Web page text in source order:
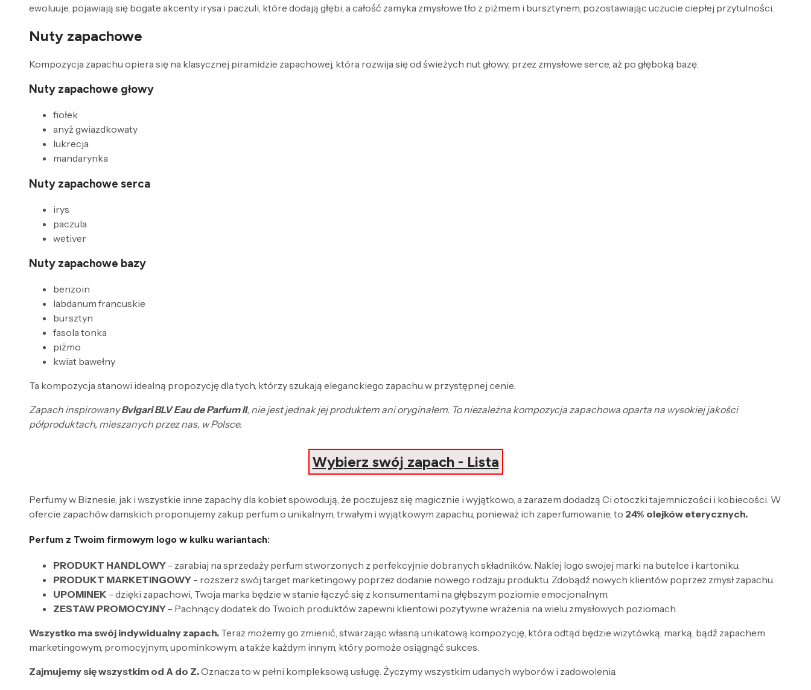
ewoluuje, pojawiają się bogate akcenty irysa i paczuli, które dodają głębi, a całość zamyka zmysłowe tło z piżmem i bursztynem, pozostawiając uczucie ciepłej przytulności.
Nuty zapachowe
Kompozycja zapachu opiera się na klasycznej piramidzie zapachowej, która rozwija się od świeżych nut głowy, przez zmysłowe serce, aż po głęboką bazę.
Nuty zapachowe głowy
fiołek
anyż gwiazdkowaty
lukrecja
mandarynka
Nuty zapachowe serca
irys
paczula
wetiver
Nuty zapachowe bazy
benzoin
labdanum francuskie
bursztyn
fasola tonka
piżmo
kwiat bawełny
Ta kompozycja stanowi idealną propozycję dla tych, którzy szukają eleganckiego zapachu w przystępnej cenie.
Zapach inspirowanyBvlgari BLV Eau de Parfum II, nie jest jednak jej produktem ani oryginałem. To niezależna kompozycja zapachowa oparta na wysokiej jakości
półproduktach, mieszanych przez nas, w Polsce.
Wybierz swój zapach - Lista
Perfumy w Biznesie, jak i wszystkie inne zapachy dla kobiet spowodują, że poczujesz się magicznie i wyjątkowo, a zarazem dodadzą Ci otoczki tajemniczości i kobiecości. W
ofercie zapachów damskich proponujemy zakup perfum o unikalnym, trwałym i wyjątkowym zapachu, ponieważ ich zaperfumowanie, to 24% olejków eterycznych.
Perfum z Twoim firmowym logo w kulku wariantach:
PRODUKT HANDLOWY - zarabiaj na sprzedaży perfum stworzonych z perfekcyjnie dobranych składników. Naklej logo swojej marki na butelce i kartoniku.
PRODUKT MARKETINGOWY - rozszerz swój target marketingowy poprzez dodanie nowego rodzaju produktu. Zdobądź nowych klientów poprzez zmysł zapachu.
UPOMINEK - dzięki zapachowi, Twoja marka będzie w stanie łączyć się z konsumentami na głębszym poziomie emocjonalnym.
ZESTAW PROMOCYJNY - Pachnący dodatek do Twoich produktów zapewni klientowi pozytywne wrażenia na wielu zmysłowych poziomach.
Wszystko ma swój indywidualny zapach. Teraz możemy go zmienić, stwarzając własną unikatową kompozycję, która odtąd będzie wizytówką, marką, bądź zapachem
marketingowym, promocyjnym, upominkowym, a także każdym innym, który pomoże osiągnąć sukces.
Zajmujemy się wszystkim od A do Z.Oznacza to w pełni kompleksową usługę. Życzymy wszystkim udanych wyborów i zadowolenia.